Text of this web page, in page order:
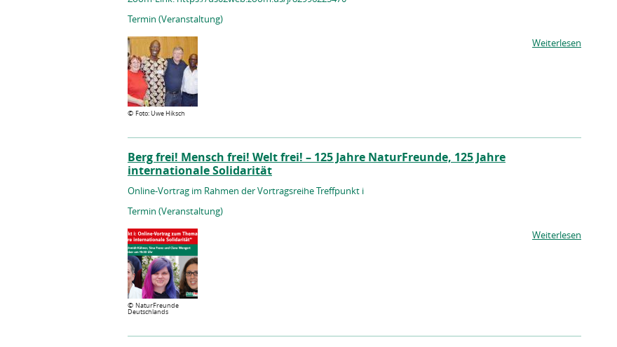
Termin (Veranstaltung)
© Foto: Uwe Hiksch
Weiterlesen
Berg frei! Mensch frei! Welt frei! – 125 Jahre NaturFreunde, 125 Jahre
internationale Solidarität
Online-Vortrag im Rahmen der Vortragsreihe Treffpunkt i
Termin (Veranstaltung)
© NaturFreunde
Deutschlands
Weiterlesen